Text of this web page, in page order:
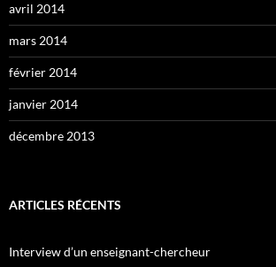
avril 2014
mars 2014
février 2014
janvier 2014
décembre 2013
ARTICLES RÉCENTS
Interview d’un enseignant-chercheur